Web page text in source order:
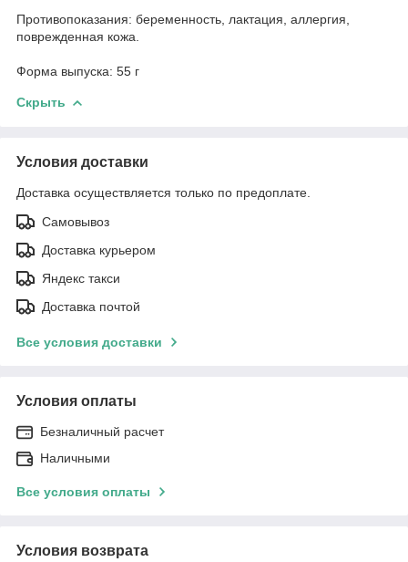
Противопоказания: беременность, лактация, аллергия,
поврежденная кожа.
Форма выпуска: 55 г
Скрыть
Условия доставки
Доставка осуществляется только по предоплате.
Самовывоз
Доставка курьером
Яндекс такси
Доставка почтой
Все условия доставки
Условия оплаты
Безналичный расчет
Наличными
Все условия оплаты
Условия возврата